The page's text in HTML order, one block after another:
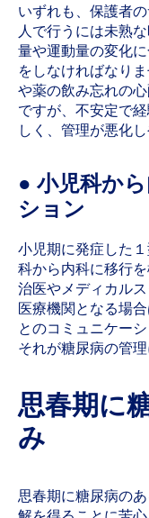
いずれも、保護者
人で行うには未熟
量や運動量の変化
をしなければなり
や薬の飲み忘れの
ですが、不安定で
しく、管理が悪化
● 小児科か
ション
小児期に発症した
科から内科に移行
治医やメディカル
医療機関となる場
とのコミュニケー
それが糖尿病の管
思春期に
み
思春期に糖尿病の